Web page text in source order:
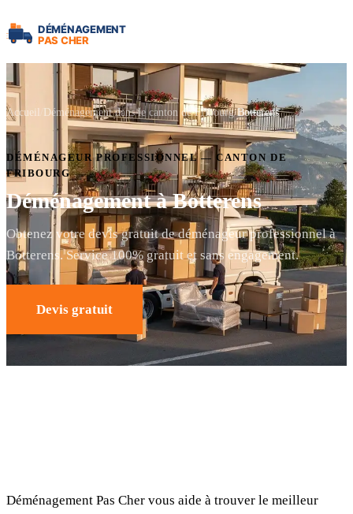
Accueil Déménagement dans le canton de Fribourg Botterens
DÉMÉNAGEUR PROFESSIONNEL — CANTON DE
FRIBOURG
Déménagement à Botterens
Obtenez votre devis gratuit de déménageur professionnel à
Botterens. Service 100% gratuit et sans engagement.
Devis gratuit
Déménagement Pas Cher vous aide à trouver le meilleur